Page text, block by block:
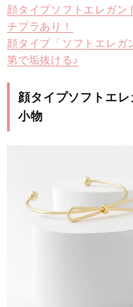
顔タイプソフトエレガン
チプラあり！
顔タイプ「ソフトエレガ
第で垢抜ける♪
顔タイプソフトエ
小物